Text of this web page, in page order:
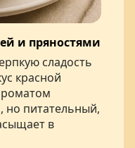
и пряностями
сладость
красной
но питательный,
в